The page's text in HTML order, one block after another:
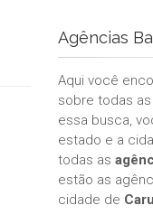
Agências
Aqui você
sobre todas
essa busca,
estado e a
todas as
estão as
cidade de